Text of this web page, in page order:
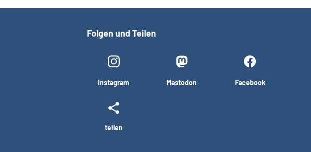
Folgen und Teilen
Instagram Mastodon Facebook
teilen